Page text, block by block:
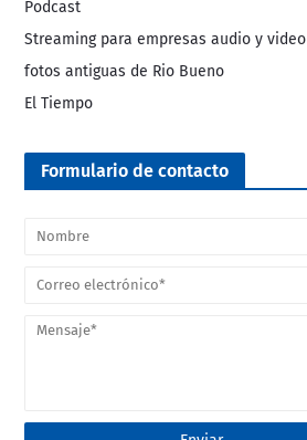
Podcast
Streaming para empresas audio y video
fotos antiguas de Rio Bueno
El Tiempo
Formulario de contacto